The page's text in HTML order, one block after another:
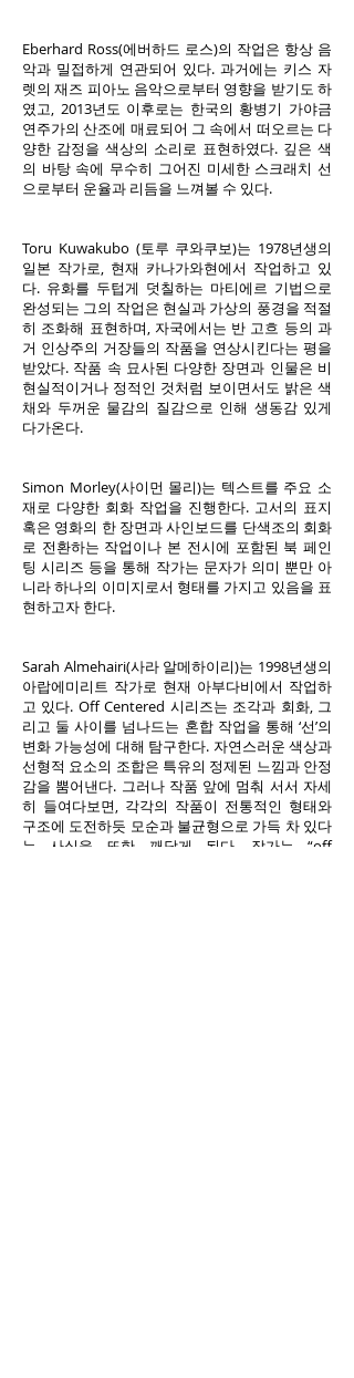
Eberhard Ross(에버하드 로스)의 작업은 항상 음
악과 밀접하게 연관되어 있다. 과거에는 키스 자
렛의 재즈 피아노 음악으로부터 영향을 받기도 하
였고, 2013년도 이후로는 한국의 황병기 가야금
연주가의 산조에 매료되어 그 속에서 떠오르는 다
양한 감정을 색상의 소리로 표현하였다. 깊은 색
의 바탕 속에 무수히 그어진 미세한 스크래치 선
으로부터 운율과 리듬을 느껴볼 수 있다.
Toru Kuwakubo (토루 쿠와쿠보)는 1978년생의
일본 작가로, 현재 카나가와현에서 작업하고 있
다. 유화를 두텁게 덧칠하는 마티에르 기법으로
완성되는 그의 작업은 현실과 가상의 풍경을 적절
히 조화해 표현하며, 자국에서는 반 고흐 등의 과
거 인상주의 거장들의 작품을 연상시킨다는 평을
받았다. 작품 속 묘사된 다양한 장면과 인물은 비
현실적이거나 정적인 것처럼 보이면서도 밝은 색
채와 두꺼운 물감의 질감으로 인해 생동감 있게
다가온다.
Simon Morley(사이먼 몰리)는 텍스트를 주요 소
재로 다양한 회화 작업을 진행한다. 고서의 표지
혹은 영화의 한 장면과 사인보드를 단색조의 회화
로 전환하는 작업이나 본 전시에 포함된 북 페인
팅 시리즈 등을 통해 작가는 문자가 의미 뿐만 아
니라 하나의 이미지로서 형태를 가지고 있음을 표
현하고자 한다.
Sarah Almehairi(사라 알메하이리)는 1998년생의
아랍에미리트 작가로 현재 아부다비에서 작업하
고 있다. Off Centered 시리즈는 조각과 회화, 그
리고 둘 사이를 넘나드는 혼합 작업을 통해 ‘선’의
변화 가능성에 대해 탐구한다. 자연스러운 색상과
선형적 요소의 조합은 특유의 정제된 느낌과 안정
감을 뿜어낸다. 그러나 작품 앞에 멈춰 서서 자세
히 들여다보면, 각각의 작품이 전통적인 형태와
구조에 도전하듯 모순과 불균형으로 가득 차 있다
는 사실을 또한 깨닫게 된다. 작가는 “off